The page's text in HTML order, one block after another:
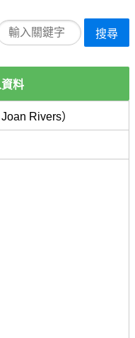
搜尋
料
Rivers）